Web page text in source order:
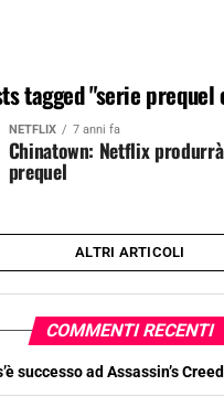
tagged "serie prequel
NETFLIX 7 anni fa
Chinatown: Netflix
prequel
ALTRI ARTICOLI
COMMENTI RECENTI
successo ad Assassin’s